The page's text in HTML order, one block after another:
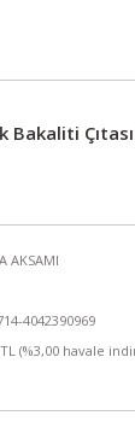
AKSAMI
4042390969
(%3,00 havale